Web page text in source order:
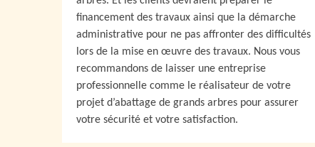
financement des travaux ainsi que la démarche
administrative pour ne pas affronter des difficultés
lors de la mise en œuvre des travaux. Nous vous
recommandons de laisser une entreprise
professionnelle comme le réalisateur de votre
projet d’abattage de grands arbres pour assurer
votre sécurité et votre satisfaction.